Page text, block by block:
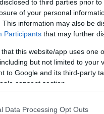
to third parties prior
of your personal
This information may also be
Participants that may further
that this website/app uses one
but not limited to your
to Google and its third-party
consent section.
Data Processing Opt Outs
πλήρως
Κορίνθου